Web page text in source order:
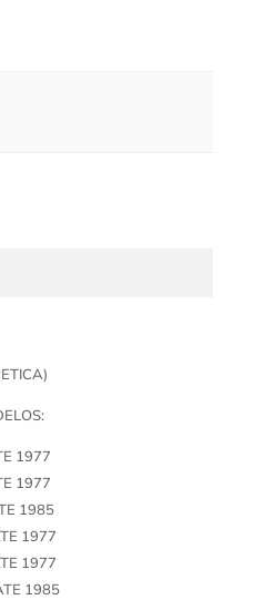
1977
1977
1985
1977
1977
1985